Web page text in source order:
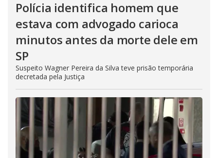
Polícia identifica homem que
estava com advogado carioca
minutos antes da morte dele em
SP
Suspeito Wagner Pereira da Silva teve prisão temporária
decretada pela Justiça